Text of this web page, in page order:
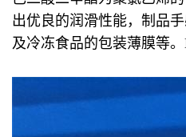
出优良的润滑性能，制品
及冷冻食品的包装薄膜等